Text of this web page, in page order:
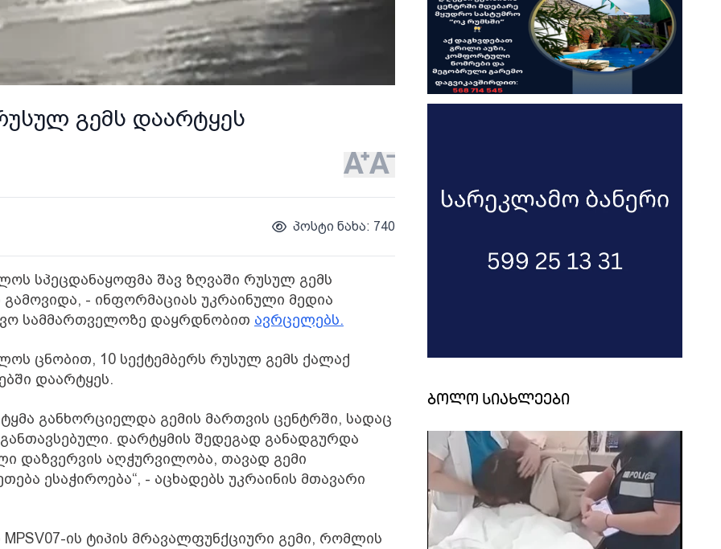
გემს დაარტყეს
პოსტი ნახა: 740
სპეცდანაყოფმა შავ ზღვაში რუსულ გემს
- ინფორმაციას უკრაინული მედია
სამმართველოზე დაყრდნობით ავრცელებს.
ცნობით, 10 სექტემბერს რუსულ გემს ქალაქ
დაარტყეს.
განხორციელდა გემის მართვის ცენტრში, სადაც
განთავსებული. დარტყმის შედეგად განადგურდა
დაზვერვის აღჭურვილობა, თავად გემი
ესაჭიროება“, - აცხადებს უკრაინის მთავარი
ის ტიპის მრავალფუნქციური გემი, რომლის
ბოლო სიახლეები